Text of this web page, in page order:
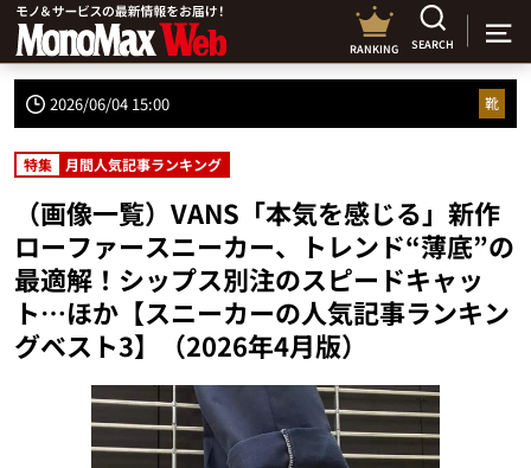
RANKING SEARCH
2026/06/04 15:00 靴
特集 月間人気記事ランキング
（画像一覧）VANS「本気を感じる」新作
ローファースニーカー、トレンド“薄底”の
最適解！シップス別注のスピードキャッ
ト…ほか【スニーカーの人気記事ランキン
グベスト3】（2026年4月版）